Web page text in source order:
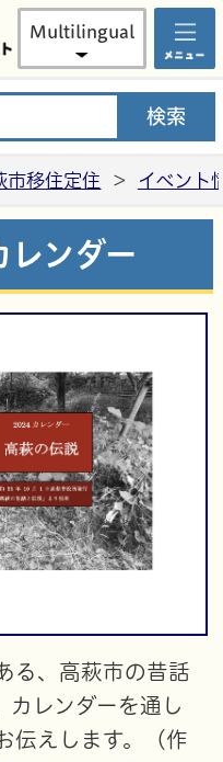
高萩
Multilingual
市移住定住 > イベント
レンダー
る、高萩市の昔話
カレンダーを通し
伝えします。（作